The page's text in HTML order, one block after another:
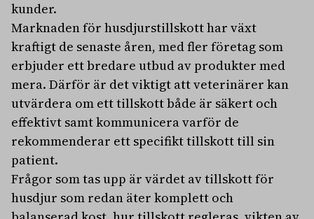
kunder.
Marknaden för husdjurstillskott har växt
kraftigt de senaste åren, med fler företag som
erbjuder ett bredare utbud av produkter med
mera. Därför är det viktigt att veterinärer kan
utvärdera om ett tillskott både är säkert och
effektivt samt kommunicera varför de
rekommenderar ett specifikt tillskott till sin
patient.
Frågor som tas upp är värdet av tillskott för
husdjur som redan äter komplett och